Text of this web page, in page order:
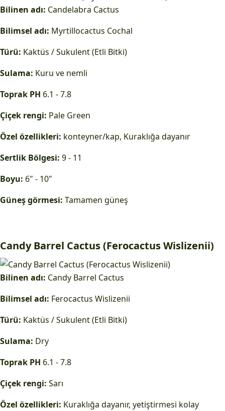
Bilinen adı: Candelabra Cactus
Bilimsel adı: Myrtillocactus Cochal
Türü: Kaktüs / Sukulent (Etli Bitki)
Sulama: Kuru ve nemli
Toprak PH 6.1 - 7.8
Çiçek rengi: Pale Green
Özel özellikleri: konteyner/kap, Kuraklığa dayanır
Sertlik Bölgesi: 9 - 11
Boyu: 6" - 10"
Güneş görmesi: Tamamen güneş
Candy Barrel Cactus (Ferocactus Wislizenii)
Bilinen adı: Candy Barrel Cactus
Bilimsel adı: Ferocactus Wislizenii
Türü: Kaktüs / Sukulent (Etli Bitki)
Sulama: Dry
Toprak PH 6.1 - 7.8
Çiçek rengi: Sarı
Özel özellikleri: Kuraklığa dayanır, yetiştirmesi kolay